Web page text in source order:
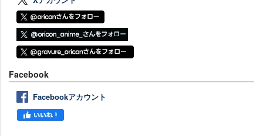
Facebook
Facebookアカウント